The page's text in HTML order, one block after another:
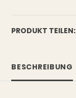
PRODUKT TEILEN:
BESCHREIBUNG